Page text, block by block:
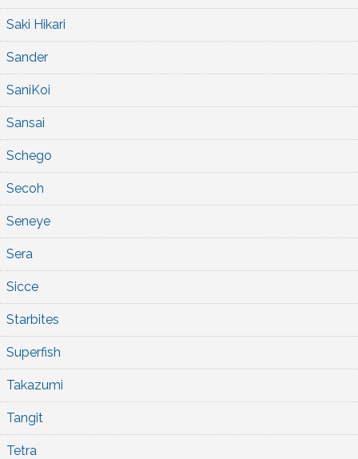
Saki Hikari
Sander
SaniKoi
Sansai
Schego
Secoh
Seneye
Sera
Sicce
Starbites
Superfish
Takazumi
Tangit
Tetra